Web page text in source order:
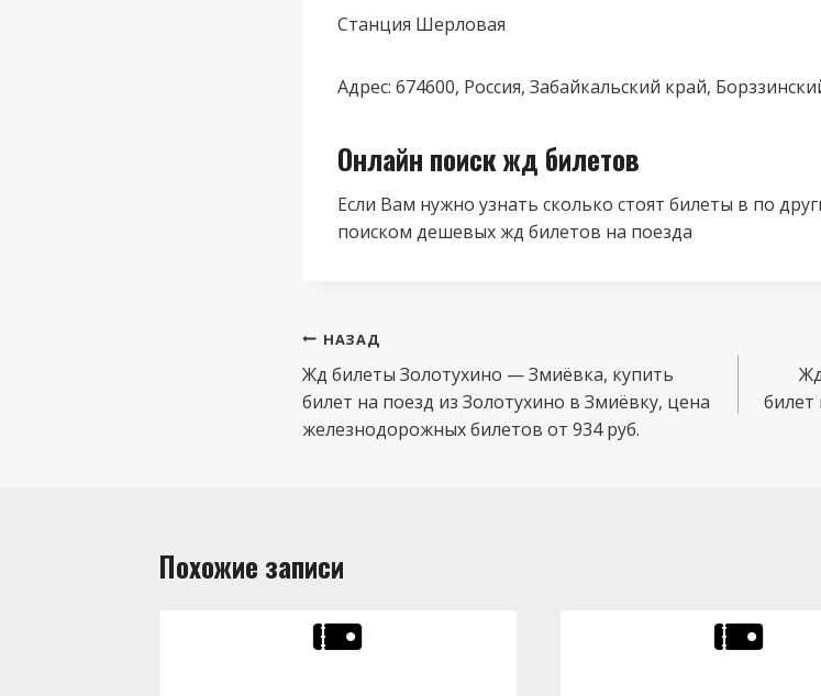
Станция Шерловая
Адрес: 674600, Россия, Забайкальский край,
Онлайн поиск жд билетов
Если Вам нужно узнать сколько стоят билеты в по
поиском дешевых жд билетов на поезда
Навигация
по
записям
НАЗАД
Жд билеты Золотухино — Змиёвка, купить
билет на поезд из Золотухино в Змиёвку, цена
железнодорожных билетов от 934 руб.
билет
Похожие записи